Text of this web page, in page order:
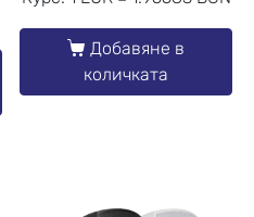
Добавяне в
количката